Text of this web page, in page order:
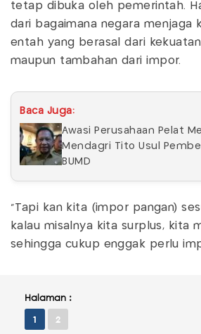
tetap dibuka oleh pemerintah.
dari bagaimana negara menjaga
entah yang berasal dari
maupun tambahan dari impor.
Baca Juga:
Awasi Perusahaan Pelat
Mendagri Tito Usul
BUMD
"Tapi kan kita (impor pangan)
kalau misalnya kita surplus, kita
sehingga cukup enggak perlu
Halaman :
1 2